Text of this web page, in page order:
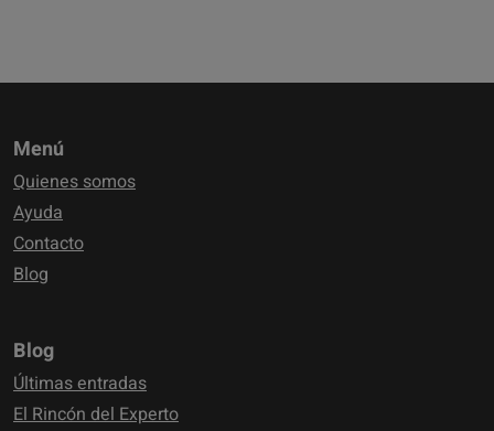
Menú
Quienes somos
Ayuda
Contacto
Blog
Blog
Últimas entradas
El Rincón del Experto